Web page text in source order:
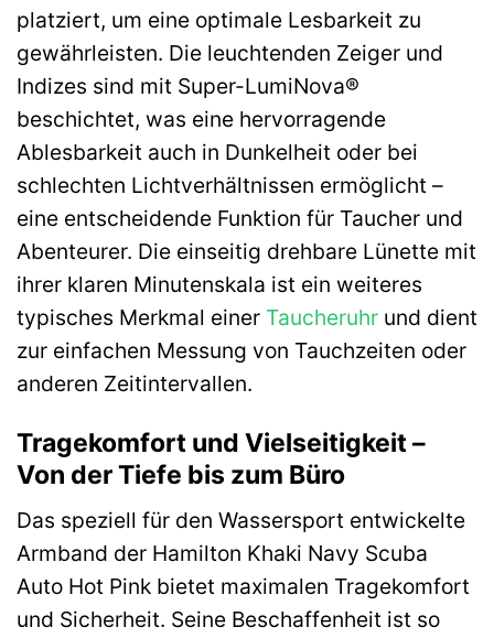
platziert, um eine optimale Lesbarkeit zu
gewährleisten. Die leuchtenden Zeiger und
Indizes sind mit Super-LumiNova®
beschichtet, was eine hervorragende
Ablesbarkeit auch in Dunkelheit oder bei
schlechten Lichtverhältnissen ermöglicht –
eine entscheidende Funktion für Taucher und
Abenteurer. Die einseitig drehbare Lünette mit
ihrer klaren Minutenskala ist ein weiteres
typisches Merkmal einer Taucheruhr und dient
zur einfachen Messung von Tauchzeiten oder
anderen Zeitintervallen.
Tragekomfort und Vielseitigkeit –
Von der Tiefe bis zum Büro
Das speziell für den Wassersport entwickelte
Armband der Hamilton Khaki Navy Scuba
Auto Hot Pink bietet maximalen Tragekomfort
und Sicherheit. Seine Beschaffenheit ist so